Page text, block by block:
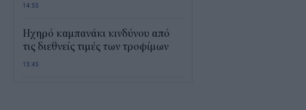
14:55
Ηχηρό καμπανάκι κινδύνου από
τις διεθνείς τιμές των τροφίμων
13:45